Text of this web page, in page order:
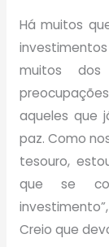
Há muitos
muitos
aqueles que
paz. Como
tesouro,
que se
Creio que